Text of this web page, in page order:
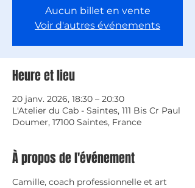
Aucun billet en vente
Voir d'autres événements
Heure et lieu
20 janv. 2026, 18:30 – 20:30
L'Atelier du Cab - Saintes, 111 Bis Cr Paul
Doumer, 17100 Saintes, France
À propos de l'événement
Camille, coach professionnelle et art